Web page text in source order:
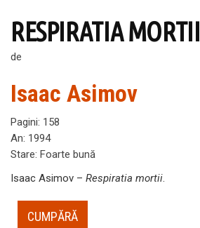
RESPIRATIA MORTII
de
Isaac Asimov
Pagini: 158
An: 1994
Stare: Foarte bună
Isaac Asimov – Respiratia mortii.
CUMPĂRĂ